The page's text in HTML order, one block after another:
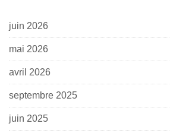
juin 2026
mai 2026
avril 2026
septembre 2025
juin 2025